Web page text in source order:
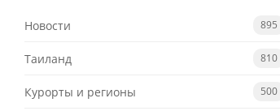
Новости 895
Таиланд 810
Курорты и регионы 500